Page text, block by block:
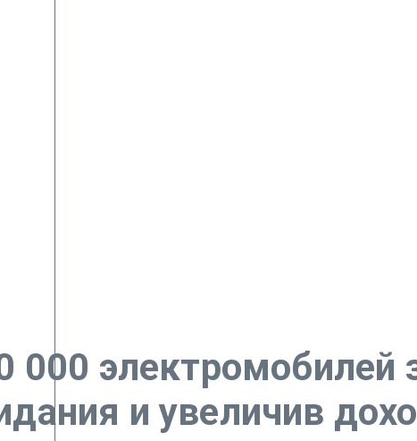
000 электромобилей
и увеличив